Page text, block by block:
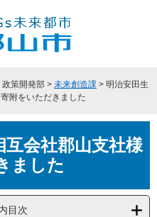
政策開発部 > 未来創造課 > 明治安田生
附をいただきました
互会社郡山支社様
ました
目次